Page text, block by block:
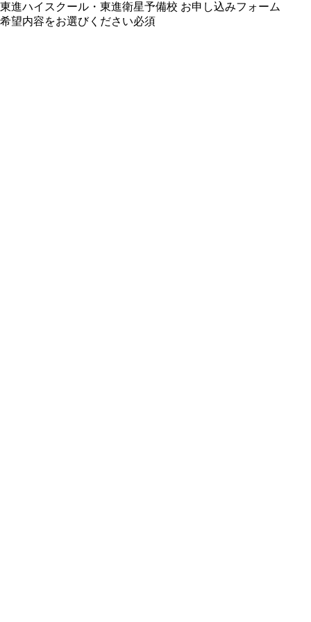
東進ハイスクール・東進衛星予備校 お申し込みフォーム
希望内容をお選びください必須